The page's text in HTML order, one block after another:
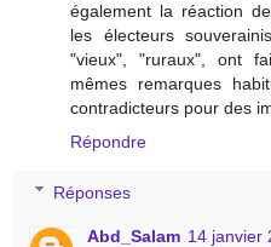
également la réaction
les électeurs
"vieux", "ruraux", ont
mêmes remarques
contradicteurs pour des
Répondre
Réponses
Abd_Salam 14 janvier